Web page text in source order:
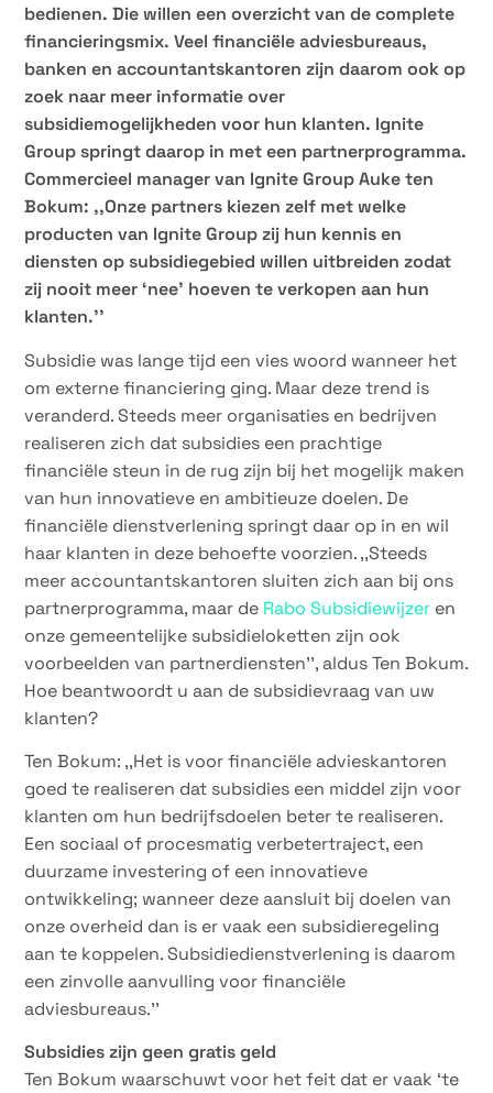
bedienen. Die willen een overzicht van de complete
financieringsmix. Veel financiële adviesbureaus,
banken en accountantskantoren zijn daarom ook op
zoek naar meer informatie over
subsidiemogelijkheden voor hun klanten. Ignite
Group springt daarop in met een partnerprogramma.
Commercieel manager van Ignite Group Auke ten
Bokum: ,,Onze partners kiezen zelf met welke
producten van Ignite Group zij hun kennis en
diensten op subsidiegebied willen uitbreiden zodat
zij nooit meer ‘nee’ hoeven te verkopen aan hun
klanten.’’
Subsidie was lange tijd een vies woord wanneer het
om externe financiering ging. Maar deze trend is
veranderd. Steeds meer organisaties en bedrijven
realiseren zich dat subsidies een prachtige
financiële steun in de rug zijn bij het mogelijk maken
van hun innovatieve en ambitieuze doelen. De
financiële dienstverlening springt daar op in en wil
haar klanten in deze behoefte voorzien. ,,Steeds
meer accountantskantoren sluiten zich aan bij ons
partnerprogramma, maar de Rabo Subsidiewijzer en
onze gemeentelijke subsidieloketten zijn ook
voorbeelden van partnerdiensten’’, aldus Ten Bokum.
Hoe beantwoordt u aan de subsidievraag van uw
klanten?
Ten Bokum: ,,Het is voor financiële advieskantoren
goed te realiseren dat subsidies een middel zijn voor
klanten om hun bedrijfsdoelen beter te realiseren.
Een sociaal of procesmatig verbetertraject, een
duurzame investering of een innovatieve
ontwikkeling; wanneer deze aansluit bij doelen van
onze overheid dan is er vaak een subsidieregeling
aan te koppelen. Subsidiedienstverlening is daarom
een zinvolle aanvulling voor financiële
adviesbureaus.’’
Subsidies zijn geen gratis geld
Ten Bokum waarschuwt voor het feit dat er vaak ‘te